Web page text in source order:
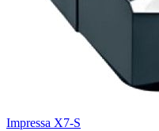
Impressa X7-S